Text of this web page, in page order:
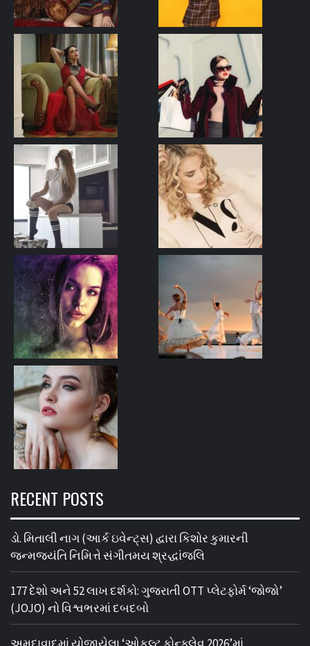
RECENT POSTS
ડો. મિતાલી નાગ (આર્ક ઇવેન્ટ્સ) દ્વારા કિશોર કુમારની
જન્મજયંતિ નિમિત્તે સંગીતમય શ્રદ્ધાંજલિ
177 દેશો અને 52 લાખ દર્શકો: ગુજરાતી OTT પ્લેટફોર્મ ‘જોજો’
(JOJO) નો વિશ્વભરમાં દબદબો